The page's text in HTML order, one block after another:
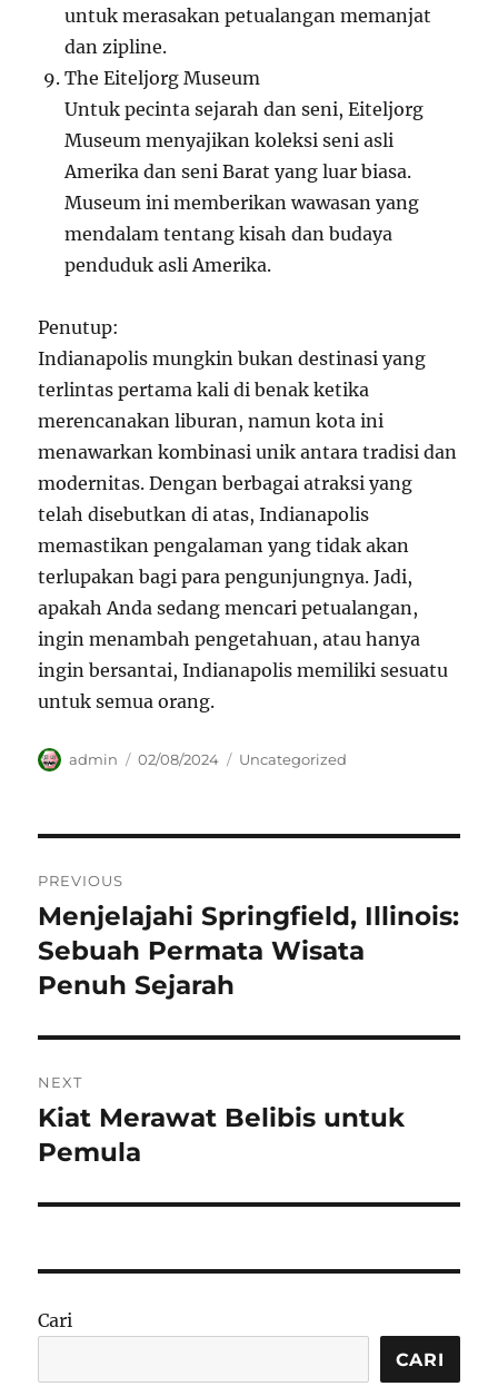
untuk merasakan petualangan memanjat
dan zipline.
The Eiteljorg Museum
Untuk pecinta sejarah dan seni, Eiteljorg
Museum menyajikan koleksi seni asli
Amerika dan seni Barat yang luar biasa.
Museum ini memberikan wawasan yang
mendalam tentang kisah dan budaya
penduduk asli Amerika.
Penutup:
Indianapolis mungkin bukan destinasi yang
terlintas pertama kali di benak ketika
merencanakan liburan, namun kota ini
menawarkan kombinasi unik antara tradisi dan
modernitas. Dengan berbagai atraksi yang
telah disebutkan di atas, Indianapolis
memastikan pengalaman yang tidak akan
terlupakan bagi para pengunjungnya. Jadi,
apakah Anda sedang mencari petualangan,
ingin menambah pengetahuan, atau hanya
ingin bersantai, Indianapolis memiliki sesuatu
untuk semua orang.
Author
admin
Posted
02/08/2024 Categories
Uncategorized
pos
PREVIOUS
Previous
post:
Menjelajahi Springfield, Illinois:
Sebuah Permata Wisata
Penuh Sejarah
NEXT
Next
post:
Kiat Merawat Belibis untuk
Pemula
Cari
CARI